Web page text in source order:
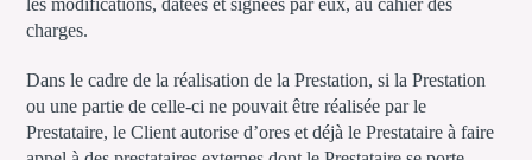
les modifications, datées et signées par eux, au cahier des
charges.
Dans le cadre de la réalisation de la Prestation, si la Prestation
ou une partie de celle-ci ne pouvait être réalisée par le
Prestataire, le Client autorise d’ores et déjà le Prestataire à faire